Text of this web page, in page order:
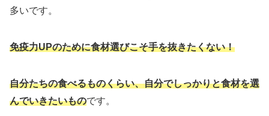
多いです。
免疫力UPのために食材選びこそ手を抜きたくない！
自分たちの食べるものくらい、自分でしっかりと食材を選
んでいきたいものです。